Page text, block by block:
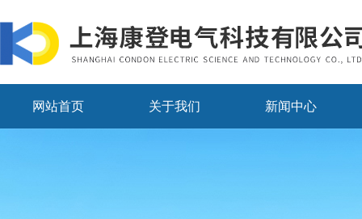
网站首页 关于我们 新闻中心